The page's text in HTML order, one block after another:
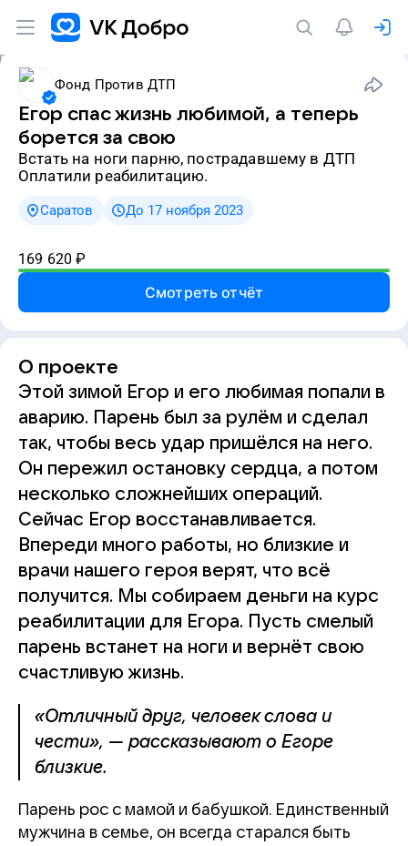
Фонд Против ДТП
Егор спас жизнь любимой, а теперь
борется за свою
встать на ноги парню, пострадавшему в ДТП
Оплатили реабилитацию.
Саратов До 17 ноября 2023
169 620 ₽
Смотреть отчёт
О проекте
Этой зимой Егор и его любимая попали в
аварию. Парень был за рулём и сделал
так, чтобы весь удар пришёлся на него.
Он пережил остановку сердца, а потом
несколько сложнейших операций.
Сейчас Егор восстанавливается.
Впереди много работы, но близкие и
врачи нашего героя верят, что всё
получится. Мы собираем деньги на курс
реабилитации для Егора. Пусть смелый
парень встанет на ноги и вернёт свою
счастливую жизнь.
«Отличный друг, человек слова и
чести», — рассказывают о Егоре
близкие.
Парень рос с мамой и бабушкой. Единственный
мужчина в семье, он всегда старался быть